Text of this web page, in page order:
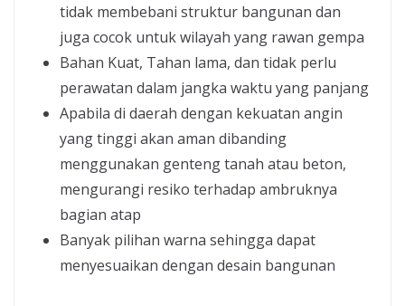
tidak membebani struktur bangunan dan
juga cocok untuk wilayah yang rawan gempa
Bahan Kuat, Tahan lama, dan tidak perlu
perawatan dalam jangka waktu yang panjang
Apabila di daerah dengan kekuatan angin
yang tinggi akan aman dibanding
menggunakan genteng tanah atau beton,
mengurangi resiko terhadap ambruknya
bagian atap
Banyak pilihan warna sehingga dapat
menyesuaikan dengan desain bangunan